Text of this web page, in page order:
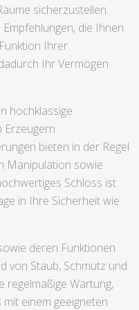
sicherzustellen.
die Ihnen
Ihrer
Ihr Vermögen
hochklassige
bieten in der Regel
Manipulation sowie
Schloss ist
in Ihre Sicherheit wie
deren Funktionen
von Staub, Schmutz und
regelmäßige Wartung,
einem geeigneten